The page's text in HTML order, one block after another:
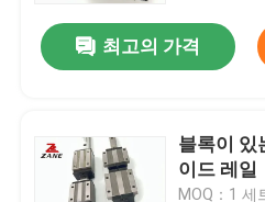
최고의 가격
블록이 있
이드 레일
MOQ：1 세